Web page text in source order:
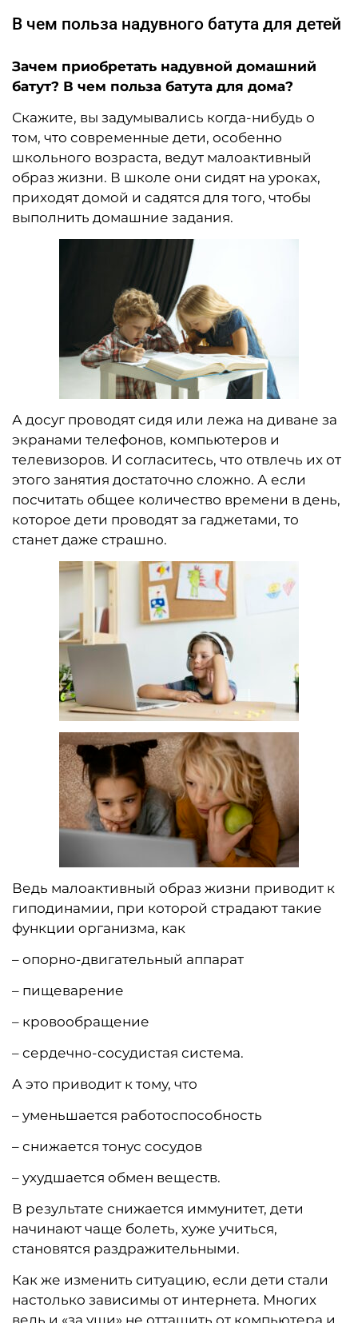
В чем польза надувного батута для детей
Зачем приобретать надувной домашний
батут? В чем польза батута для дома?
Скажите, вы задумывались когда-нибудь о
том, что современные дети, особенно
школьного возраста, ведут малоактивный
образ жизни. В школе они сидят на уроках,
приходят домой и садятся для того, чтобы
выполнить домашние задания.
А досуг проводят сидя или лежа на диване за
экранами телефонов, компьютеров и
телевизоров. И согласитесь, что отвлечь их от
этого занятия достаточно сложно. А если
посчитать общее количество времени в день,
которое дети проводят за гаджетами, то
станет даже страшно.
Ведь малоактивный образ жизни приводит к
гиподинамии, при которой страдают такие
функции организма, как
– опорно-двигательный аппарат
– пищеварение
– кровообращение
– сердечно-сосудистая система.
А это приводит к тому, что
– уменьшается работоспособность
– снижается тонус сосудов
– ухудшается обмен веществ.
В результате снижается иммунитет, дети
начинают чаще болеть, хуже учиться,
становятся раздражительными.
Как же изменить ситуацию, если дети стали
настолько зависимы от интернета. Многих
ведь и «за уши» не оттащить от компьютера и